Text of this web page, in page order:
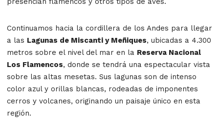
Continuamos hacia la cordillera de los Andes para llegar
a las Lagunas de Miscanti y Meñiques, ubicadas a 4.300
metros sobre el nivel del mar en la Reserva Nacional
Los Flamencos, donde se tendrá una espectacular vista
sobre las altas mesetas. Sus lagunas son de intenso
color azul y orillas blancas, rodeadas de imponentes
cerros y volcanes, originando un paisaje único en esta
región.